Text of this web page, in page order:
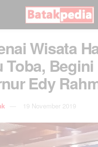
Wisata
Toba,
Edy
19 November 2019